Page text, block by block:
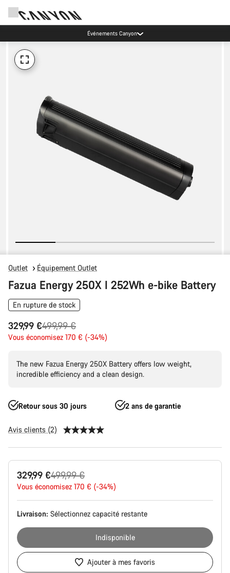
Événements Canyon
Outlet Équipement Outlet
Fazua Energy 250X I 252Wh e-bike Battery
En rupture de stock
329,99 €
Prix
499,99 €
Vous économisez 170 € (-34%)
The new Fazua Energy 250X Battery offers low weight,
incredible efficiency and a clean design.
Retour sous 30 jours 2 ans de garantie
Avis clients (2)
Configuration
produit
329,99 €
Prix
d’origine
499,99 €
Vous économisez 170 € (-34%)
Livraison: Sélectionnez capacité restante
Indisponible
Ajouter à mes favoris